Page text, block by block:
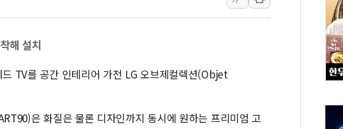
코오롱, 제10회 에코 롱롱 Plus 캠프
배민도시락 캠페인 영상 잇단 흥행…최
[컨콜] 카카오톡-쿠팡이츠와 손 잡는다
한화손보, 고려대 안암병원에 환아 보
키움증권, 트래블월렛과 MOU…여행·
삼성화재 모빌리티뮤지엄, 올드카·클
해 설치
TV를 공간 인테리어 가전 LG 오브제컬렉션(Objet
은 화질은 물론 디자인까지 동시에 원하는 프리미엄 고